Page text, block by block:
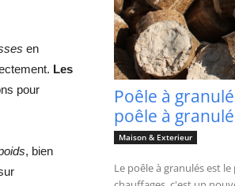
en
Les
pour
, bien
Poêle à
poêle à
Maison & Exterieur
Le poêle à granulés est